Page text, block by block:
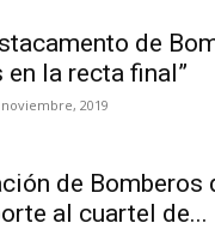
de
en la recta final”
noviembre, 2019
de Bomberos
al cuartel de...